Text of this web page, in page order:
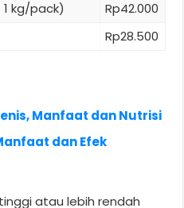
kg/pack)
Rp42.000
Rp28.500
Manfaat dan Nutrisi
dan Efek
atau lebih rendah